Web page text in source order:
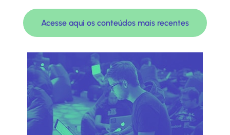
Acesse aqui os conteúdos mais recentes